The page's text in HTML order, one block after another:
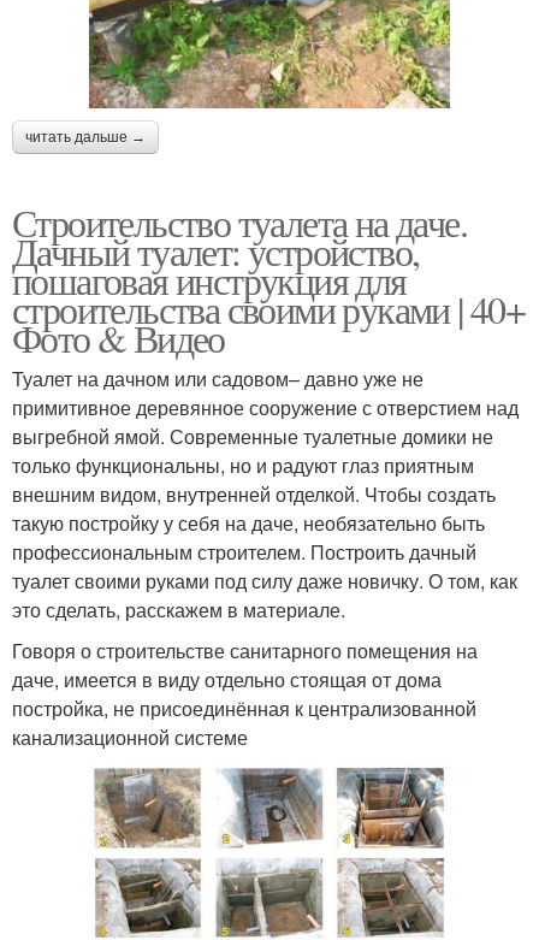
читать дальше →
Строительство туалета на даче.
Дачный туалет: устройство,
пошаговая инструкция для
строительства своими руками | 40+
Фото & Видео
Туалет на дачном или садовом– давно уже не
примитивное деревянное сооружение с отверстием над
выгребной ямой. Современные туалетные домики не
только функциональны, но и радуют глаз приятным
внешним видом, внутренней отделкой. Чтобы создать
такую постройку у себя на даче, необязательно быть
профессиональным строителем. Построить дачный
туалет своими руками под силу даже новичку. О том, как
это сделать, расскажем в материале.
Говоря о строительстве санитарного помещения на
даче, имеется в виду отдельно стоящая от дома
постройка, не присоединённая к централизованной
канализационной системе